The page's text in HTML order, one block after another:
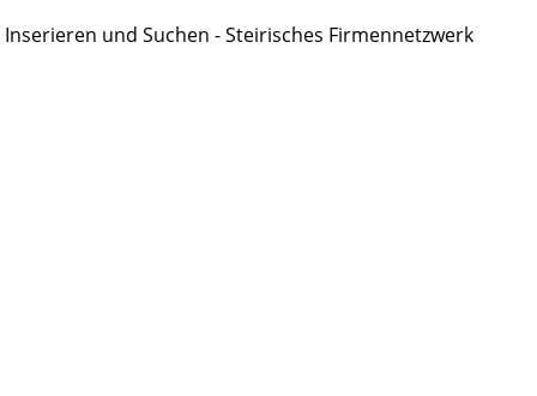
Inserieren und Suchen - Steirisches Firmennetzwerk